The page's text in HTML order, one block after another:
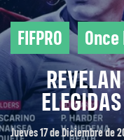
FIFPRO
Jueves 17 de Diciembre de